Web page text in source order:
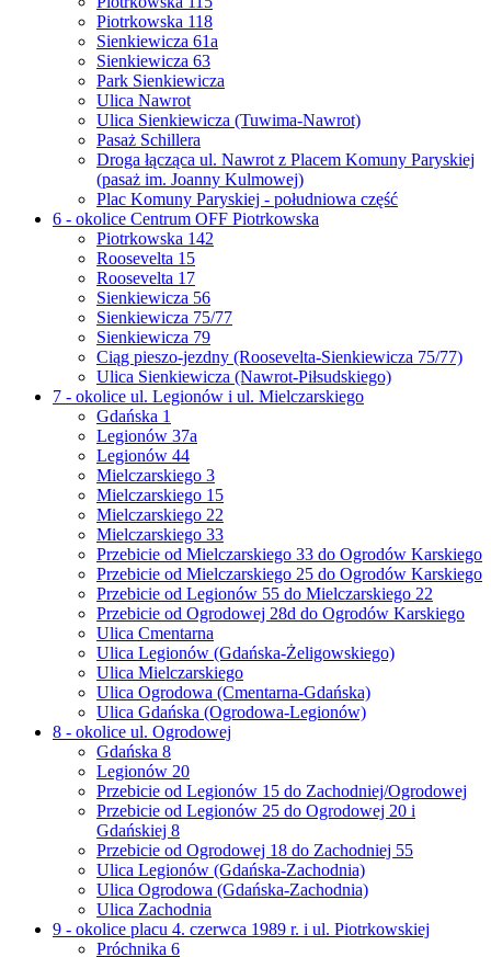
Piotrkowska 118
Sienkiewicza 61a
Sienkiewicza 63
Park Sienkiewicza
Ulica Nawrot
Ulica Sienkiewicza (Tuwima-Nawrot)
Pasaż Schillera
Droga łącząca ul. Nawrot z Placem Komuny Paryskiej
(pasaż im. Joanny Kulmowej)
Plac Komuny Paryskiej - południowa część
6 - okolice Centrum OFF Piotrkowska
Piotrkowska 142
Roosevelta 15
Roosevelta 17
Sienkiewicza 56
Sienkiewicza 75/77
Sienkiewicza 79
Ciąg pieszo-jezdny (Roosevelta-Sienkiewicza 75/77)
Ulica Sienkiewicza (Nawrot-Piłsudskiego)
7 - okolice ul. Legionów i ul. Mielczarskiego
Gdańska 1
Legionów 37a
Legionów 44
Mielczarskiego 3
Mielczarskiego 15
Mielczarskiego 22
Mielczarskiego 33
Przebicie od Mielczarskiego 33 do Ogrodów Karskiego
Przebicie od Mielczarskiego 25 do Ogrodów Karskiego
Przebicie od Legionów 55 do Mielczarskiego 22
Przebicie od Ogrodowej 28d do Ogrodów Karskiego
Ulica Cmentarna
Ulica Legionów (Gdańska-Żeligowskiego)
Ulica Mielczarskiego
Ulica Ogrodowa (Cmentarna-Gdańska)
Ulica Gdańska (Ogrodowa-Legionów)
8 - okolice ul. Ogrodowej
Gdańska 8
Legionów 20
Przebicie od Legionów 15 do Zachodniej/Ogrodowej
Przebicie od Legionów 25 do Ogrodowej 20 i
Gdańskiej 8
Przebicie od Ogrodowej 18 do Zachodniej 55
Ulica Legionów (Gdańska-Zachodnia)
Ulica Ogrodowa (Gdańska-Zachodnia)
Ulica Zachodnia
9 - okolice placu 4. czerwca 1989 r. i ul. Piotrkowskiej
Próchnika 6